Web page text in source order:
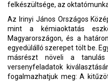
felkészültsége, az
Az Irinyi János Országos
mint a kémiaoktatás
Magyarországon, és a
egyedülálló szerepet tölt be.
másrészt növeli a
versenyfeladatok
fogalmazhatjuk meg: A